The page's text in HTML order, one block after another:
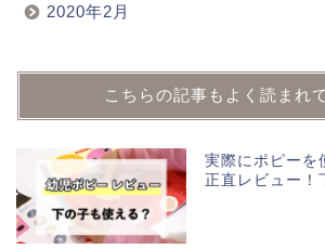
2020年2月
こちらの記事もよく読まれ
実際にポピーを
正直レビュー！